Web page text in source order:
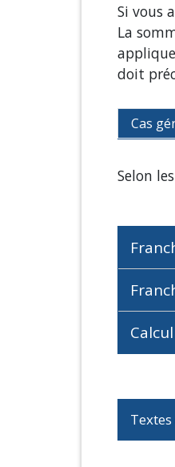
Si vous
La
doit
Cas
Selon